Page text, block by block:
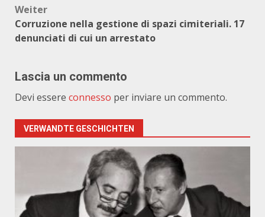
Weiter
Corruzione nella gestione di spazi cimiteriali. 17
denunciati di cui un arrestato
Lascia un commento
Devi essere connesso per inviare un commento.
VERWANDTE GESCHICHTEN